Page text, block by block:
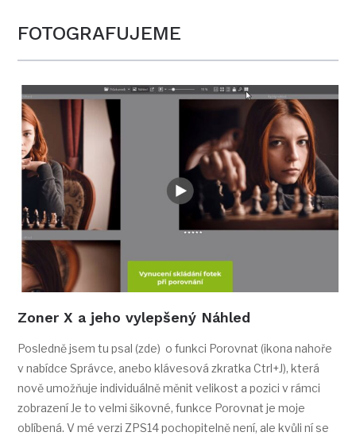
FOTOGRAFUJEME
Zoner X a jeho vylepšený Náhled
Posledně jsem tu psal (zde) o funkci Porovnat (ikona nahoře
v nabídce Správce, anebo klávesová zkratka Ctrl+J), která
nově umožňuje individuálně měnit velikost a pozici v rámci
zobrazení Je to velmi šikovné, funkce Porovnat je moje
oblíbená. V mé verzi ZPS14 pochopitelně není, ale kvůli ní se